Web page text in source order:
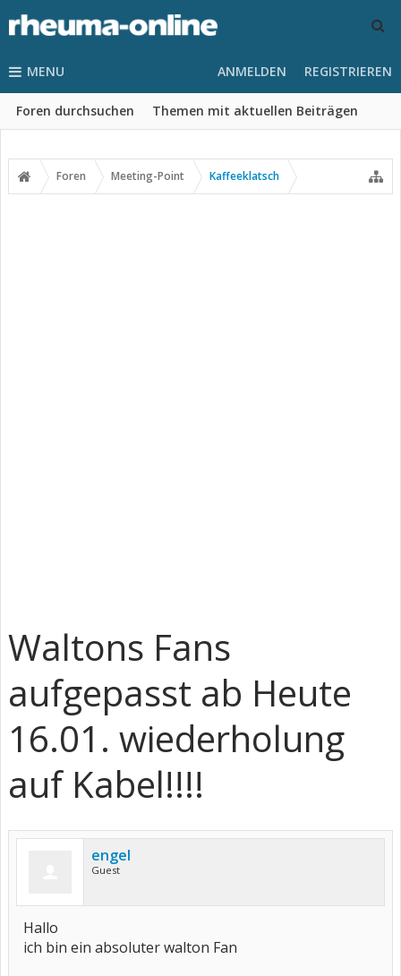
MENU
Foren durchsuchen Themen mit aktuellen Beiträgen
ANMELDEN REGISTRIEREN
Foren Meeting-Point Kaffeeklatsch
Waltons Fans
aufgepasst ab Heute
16.01. wiederholung
auf Kabel!!!!
engel
Guest
Hallo
ich bin ein absoluter walton Fan